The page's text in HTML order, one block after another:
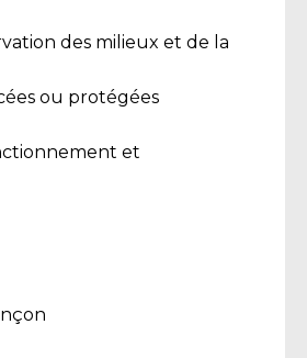
des milieux et de la
ou protégées
et